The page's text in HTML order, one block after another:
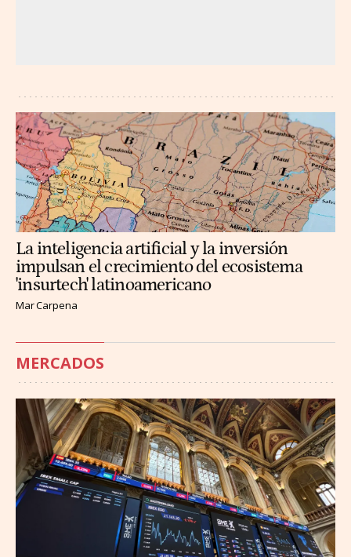
La inteligencia artificial y la inversión
impulsan el crecimiento del ecosistema
'insurtech' latinoamericano
Mar Carpena
MERCADOS